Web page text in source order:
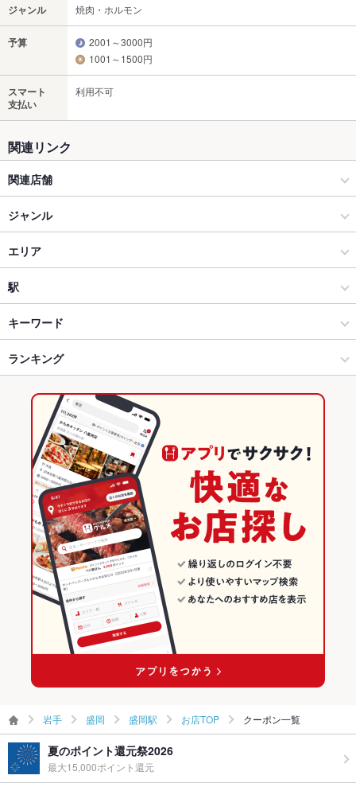
ジャンル 焼肉・ホルモン
予算
2001～3000円
1001～1500円
スマート
支払い
利用不可
関連リンク
関連店舗
ぴょんぴょん舎
ジャンル
焼肉・ホルモン
焼肉
盛岡 × 焼肉・ホルモン
盛岡 × 焼肉
盛岡駅 × 焼肉・ホルモン
盛岡駅 × 焼肉
エリア
盛岡駅
盛岡駅 × 焼肉・ホルモン
盛岡駅 × 焼肉
岩手 × 焼肉・ホルモン
岩手 × 焼肉
駅
上盛岡駅
仙北町駅
盛岡駅
キーワード
刺身 にんにく料理
ランキング
岩手のグルメランキング
岩手の焼肉・ホルモンランキング
盛岡のグルメランキング
盛岡の焼肉・ホルモンランキング
盛岡駅のグルメランキング
盛岡駅の焼肉・ホルモンランキング
岩手 盛岡 盛岡駅 お店TOP クーポン一覧
夏のポイント還元祭2026
最大15,000ポイント還元